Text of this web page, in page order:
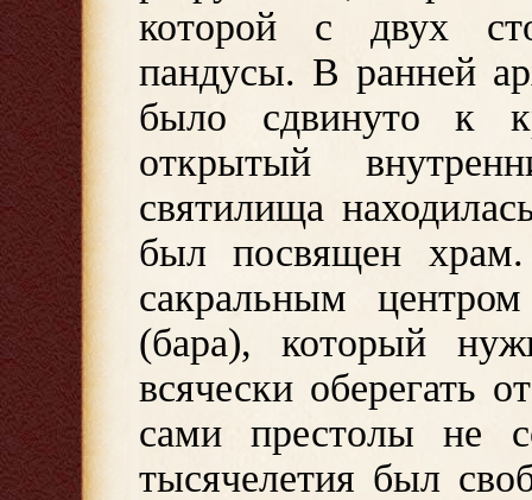
которой с двух
пандусы. В ранней
было сдвинуто к
открытый
святилища
был посвящен храм.
сакральным
(бара), который
всячески оберегать
сами престолы не
тысячелетия был